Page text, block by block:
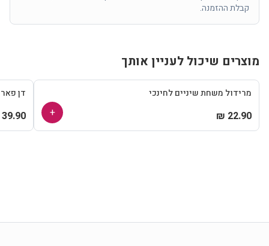
קבלת ההזמנה.
מוצרים שיכול לעניין אותך
מרידול משחת שיניים לחינכי
22.90 ₪
+
דן
39.90 ₪